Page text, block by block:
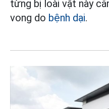
từng bị loài vật này
vong do bệnh dại.